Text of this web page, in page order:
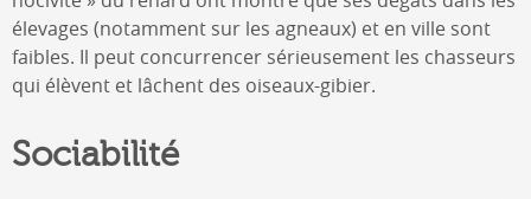
élevages (notamment sur les agneaux) et en ville sont
faibles. Il peut concurrencer sérieusement les chasseurs
qui élèvent et lâchent des oiseaux-gibier.
Sociabilité